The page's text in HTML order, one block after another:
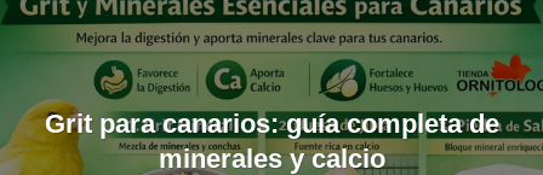
Grit para canarios: guía completa de
minerales y calcio